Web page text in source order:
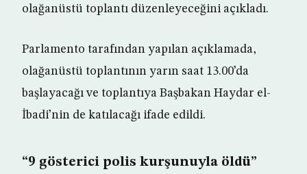
olağanüstü toplantı düzenleyeceğini açıkladı.
Parlamento tarafından yapılan açıklamada,
olağanüstü toplantının yarın saat 13.00’da
başlayacağı ve toplantıya Başbakan Haydar el-
İbadi’nin de katılacağı ifade edildi.
“9 gösterici polis kurşunuyla öldü”